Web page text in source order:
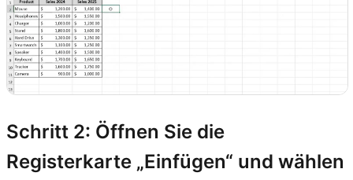
Schritt 2: Öffnen Sie die
Registerkarte „Einfügen“ und wählen